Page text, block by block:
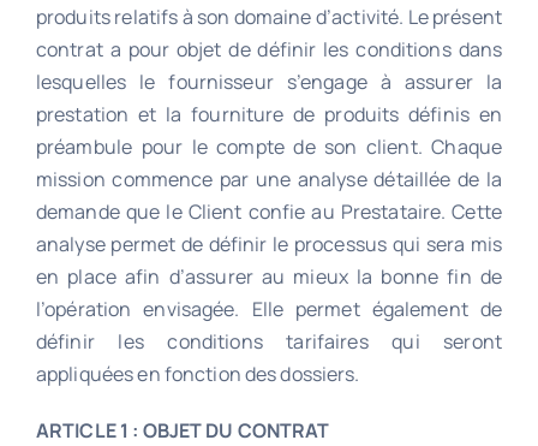
produits relatifs à son domaine d’activité. Le présent
contrat a pour objet de définir les conditions dans
lesquelles le fournisseur s’engage à assurer la
prestation et la fourniture de produits définis en
préambule pour le compte de son client. Chaque
mission commence par une analyse détaillée de la
demande que le Client confie au Prestataire. Cette
analyse permet de définir le processus qui sera mis
en place afin d’assurer au mieux la bonne fin de
l’opération envisagée. Elle permet également de
définir les conditions tarifaires qui seront
appliquées en fonction des dossiers.
ARTICLE 1 : OBJET DU CONTRAT